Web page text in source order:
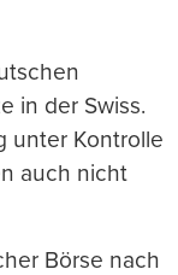
in der Swiss.
unter Kontrolle
auch nicht
Börse nach